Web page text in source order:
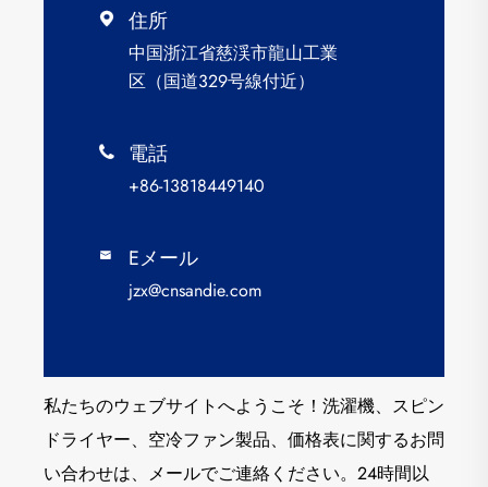
 住所
中国浙江省慈渓市龍山工業
区（国道329号線付近）
 電話
+86-13818449140
 Eメール
jzx@cnsandie.com
私たちのウェブサイトへようこそ！洗濯機、スピン
ドライヤー、空冷ファン製品、価格表に関するお問
い合わせは、メールでご連絡ください。24時間以